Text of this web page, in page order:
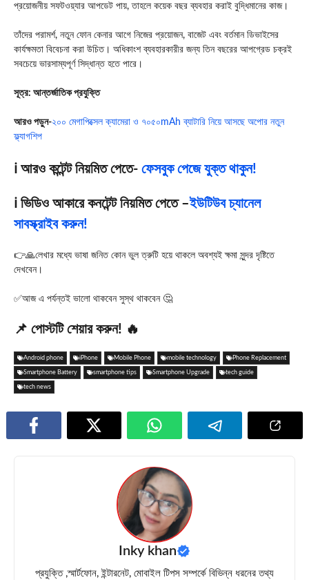
প্রয়োজনীয় সফটওয়্যার আপডেট পায়, তাহলে কয়েক বছর ব্যবহার করাই বুদ্ধিমানের কাজ।
তাঁদের পরামর্শ, নতুন ফোন কেনার আগে নিজের প্রয়োজন, বাজেট এবং বর্তমান ডিভাইসের
কার্যক্ষমতা বিবেচনা করা উচিত। অধিকাংশ ব্যবহারকারীর জন্য তিন বছরের আপগ্রেড চক্রই
সবচেয়ে ভারসাম্যপূর্ণ সিদ্ধান্ত হতে পারে।
সূত্র: আন্তর্জাতিক প্রযুক্তি
আরও পড়ুন-২০০ মেগাপিক্সেল ক্যামেরা ও ৭০৫০mAh ব্যাটারি নিয়ে আসছে অপোর নতুন
ফ্ল্যাগশিপ
ℹ️ আরও কন্টেন্ট নিয়মিত পেতে- ফেসবুক পেজে যুক্ত থাকুন!
ℹ️ ভিডিও আকারে কনটেন্ট নিয়মিত পেতে –ইউটিউব চ্যানেল
সাবস্ক্রাইব করুন!
👉🙏লেখার মধ্যে ভাষা জনিত কোন ভুল ত্রুটি হয়ে থাকলে অবশ্যই ক্ষমা সুন্দর দৃষ্টিতে
দেখবেন।
✅আজ এ পর্যন্তই ভালো থাকবেন সুস্থ থাকবেন 🤔
📌 পোস্টটি শেয়ার করুন! 🔥
Android phone iPhone Mobile Phone mobile technology Phone Replacement
Smartphone Battery smartphone tips Smartphone Upgrade tech guide
tech news
Inky khan
প্রযুক্তি ,স্মার্টফোন, ইন্টারনেট, মোবাইল টিপস সম্পর্কে বিভিন্ন ধরনের তথ্য